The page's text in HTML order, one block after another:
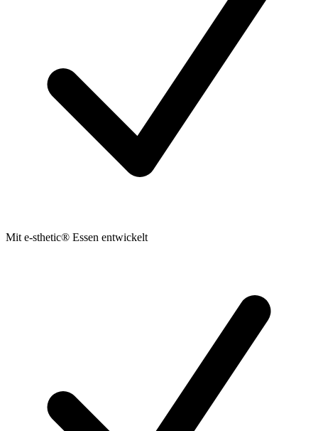
Mit e-sthetic® Essen entwickelt